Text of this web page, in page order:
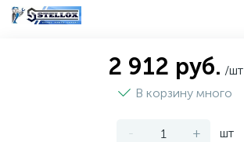
2 912 руб. /шт
В корзину много
- + шт